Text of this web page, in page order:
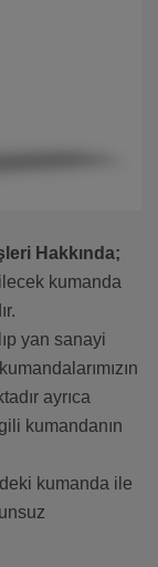
Hakkında;
kumanda
yan sanayi
ayrıca
kumandanın
kumanda ile